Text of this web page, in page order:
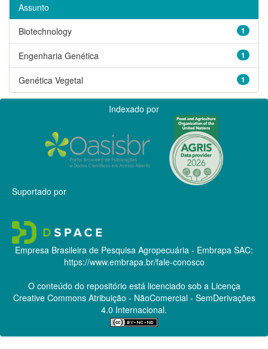
Assunto
1
Biotechnology
1
Engenharia Genética
1
Genética Vegetal
Indexado por
Suportado por
Empresa Brasileira de Pesquisa Agropecuária - Embrapa SAC:
https://www.embrapa.br/fale-conosco
O conteúdo do repositório está licenciado sob a Licença
Creative CommonsAtribuição - NãoComercial - SemDerivações
4.0 Internacional.